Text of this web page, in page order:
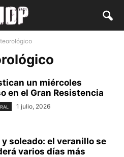
un miércoles
en el Gran Resistencia
1 julio, 2026
soleado: el veranillo se
varios días más